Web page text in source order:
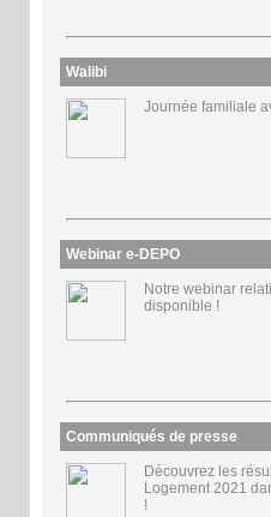
Walibi
Journée familiale
Webinar e-DEPO
Notre webinar
disponible !
Communiqués de presse
Découvrez les
Logement 2021
!